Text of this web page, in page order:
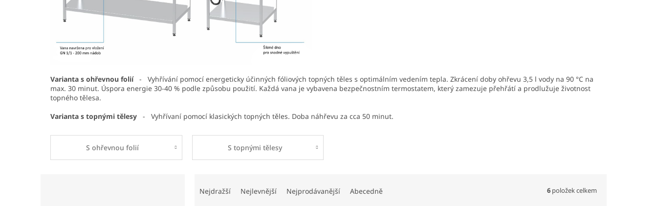
Varianta s ohřevnou folií- Vyhřívání pomocí energeticky účinných fóliových topných těles s optimálním vedením tepla. Zkrácení doby ohřevu 3,5 l vody na 90 °C na
max. 30 minut. Úspora energie 30-40 % podle způsobu použití. Každá vana je vybavena bezpečnostním termostatem, který zamezuje přehřátí a prodlužuje životnost
topného tělesa.
Varianta s topnými tělesy - Vyhřívaní pomocí klasických topných těles. Doba náhřevu za cca 50 minut.
S ohřevnou folií S topnými tělesy
Nejdražší Nejlevnější Nejprodávanější Abecedně 6 položek celkem